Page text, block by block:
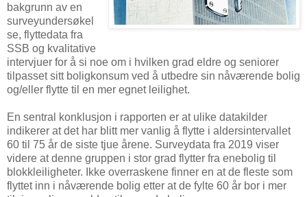
bakgrunn av en
surveyundersøkel
se, flyttedata fra
SSB og kvalitative
intervjuer for å si noe om i hvilken grad eldre og seniorer
tilpasset sitt boligkonsum ved å utbedre sin nåværende bolig
og/eller flytte til en mer egnet leilighet.
En sentral konklusjon i rapporten er at ulike datakilder
indikerer at det har blitt mer vanlig å flytte i aldersintervallet
60 til 75 år de siste tjue årene. Surveydata fra 2019 viser
videre at denne gruppen i stor grad flytter fra enebolig til
blokkleiligheter. Ikke overraskene finner en at de fleste som
flyttet inn i nåværende bolig etter at de fylte 60 år bor i mer